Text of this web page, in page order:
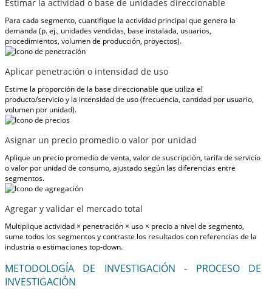
Estimar la actividad o base de unidades direccionable
Para cada segmento, cuantifique la actividad principal que genera la
demanda (p. ej., unidades vendidas, base instalada, usuarios,
procedimientos, volumen de producción, proyectos).
Aplicar penetración o intensidad de uso
Estime la proporción de la base direccionable que utiliza el
producto/servicio y la intensidad de uso (frecuencia, cantidad por usuario,
volumen por unidad).
Asignar un precio promedio o valor por unidad
Aplique un precio promedio de venta, valor de suscripción, tarifa de servicio
o valor por unidad de consumo, ajustado según las diferencias entre
segmentos.
Agregar y validar el mercado total
Multiplique actividad × penetración × uso × precio a nivel de segmento,
sume todos los segmentos y contraste los resultados con referencias de la
industria o estimaciones top-down.
METODOLOGÍA DE INVESTIGACIÓN - PROCESO DE
INVESTIGACIÓN